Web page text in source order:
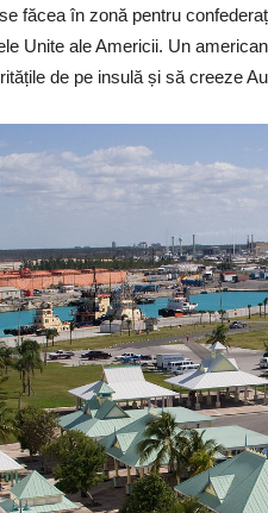
făcea în zonă pentru
Unite ale Americii. Un
de pe insulă și să creeze